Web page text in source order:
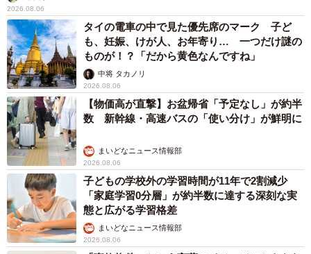
2026.08.06
タイの電車の中で見た優先席のマーク 子ど
も、妊娠、けが人、お年寄り… 一つだけ謎の
ものが！？「だから黄色なんですね」
中将 タカノリ
2026.08.06
【物価高が直撃】お盆帰省「予定なし」が約半
数 新幹線・高速バスの「使い分け」が鮮明に
まいどなニュース情報部
2026.08.06
子どもの学校外の学習時間が11年で2割減少
「家庭学習0分層」が約半数に達する深刻な実
態と広がる学習格差
まいどなニュース情報部
2026.08.06